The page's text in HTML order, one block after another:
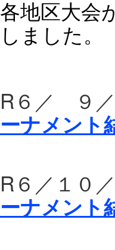
各地区大会
しました。
R６／ ９
ーナメント
R６／１
ーナメント